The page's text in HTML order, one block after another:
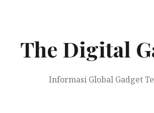
The Digital
Informasi Global Gadget